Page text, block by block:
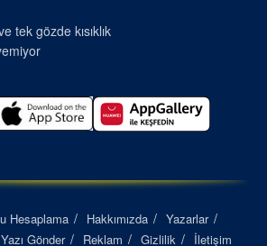
tek gözde kısıklık
Hesaplama Hakkımızda
Yazarlar
Yazı Gönder Reklam Gizlilik İletişim